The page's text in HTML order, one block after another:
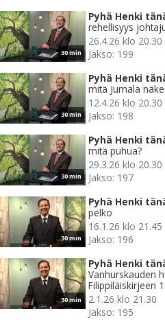
30 min
Pyhä Henki
rehellisyys
26.4.26 klo 20.30
Jakso: 199
30 min
Pyhä Henki
mitä Jumala
12.4.26 klo 20.30
Jakso: 198
30 min
Pyhä Henki
mitä puhua?
29.3.26 klo 20.30
Jakso: 197
30 min
Pyhä Henki
pelko
16.1.26 klo 21.45
Jakso: 196
30 min
Pyhä Henki
Vanhurskauden
Filippiläiskirjeen
2.1.26 klo 21.30
Jakso: 195